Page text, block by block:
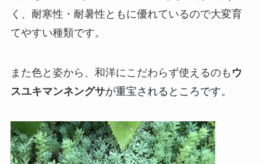
く、耐寒性・耐暑性ともに優れているので大変育
てやすい種類です。
また色と姿から、和洋にこだわらず使えるのも ウ
スユキマンネングサが重宝されるところです。